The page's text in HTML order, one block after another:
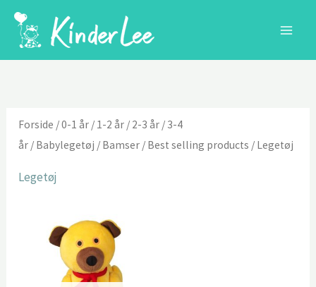
Forside /0-1 år / 1-2 år / 2-3 år / 3-4
år / Babylegetøj / Bamser / Best selling products / Legetøj
Legetøj